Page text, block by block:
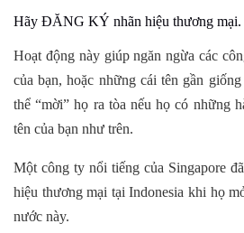
Hãy ĐĂNG KÝ nhãn hiệu thương mại.
Hoạt động này giúp ngăn ngừa các
của bạn, hoặc những cái tên gần
thể “mời” họ ra tòa nếu họ có những
tên của bạn như trên.
Một công ty nổi tiếng của Singapore
hiệu thương mại tại Indonesia khi họ
nước này.